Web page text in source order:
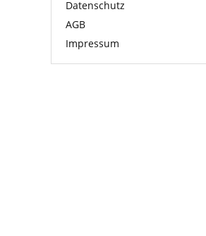
Datenschutz
AGB
Impressum